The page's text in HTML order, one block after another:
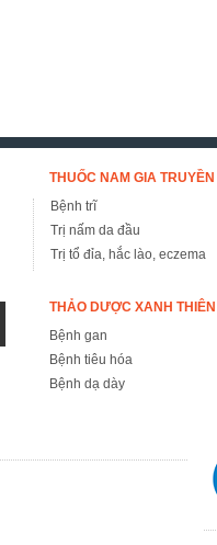
THUỐC NAM GIA
Bệnh trĩ
Trị nấm da đầu
Trị tổ đỉa, hắc lào, eczema
THẢO DƯỢC XANH THIÊN
Bệnh gan
Bệnh tiêu hóa
Bệnh dạ dày